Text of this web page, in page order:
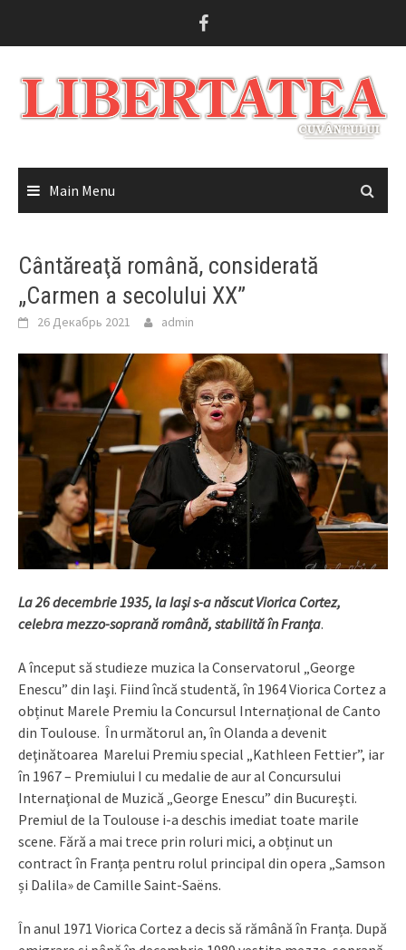
Main Menu
Cântăreaţă română, considerată
„Carmen a secolului XX”
26 Декабрь 2021 admin
La 26 decembrie 1935, la Iaşi s-a născut Viorica Cortez,
celebra mezzo-soprană română, stabilită în Franţa.
A început să studieze muzica la Conservatorul „George
Enescu” din Iaşi. Fiind încă studentă, în 1964 Viorica Cortez a
obținut Marele Premiu la Concursul Internațional de Canto
din Toulouse. În următorul an, în Olanda a devenit
deţinătoarea Marelui Premiu special „Kathleen Fettier”, iar
în 1967 – Premiului I cu medalie de aur al Concursului
Internaţional de Muzică „George Enescu” din Bucureşti.
Premiul de la Toulouse i-a deschis imediat toate marile
scene. Fără a mai trece prin roluri mici, a obținut un
contract în Franța pentru rolul principal din opera „Samson
și Dalila» de Camille Saint-Saёns.
În anul 1971 Viorica Cortez a decis să rămână în Franța. După